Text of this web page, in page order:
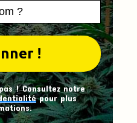
! Consultez notre
pour plus